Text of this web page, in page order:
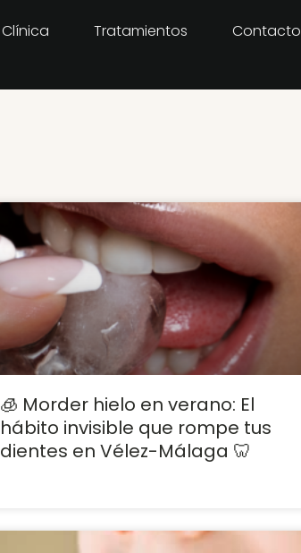
Clínica Tratamientos
Contacto
🧊 Morder hielo en verano: El
hábito invisible que rompe tus
dientes en Vélez-Málaga 🦷